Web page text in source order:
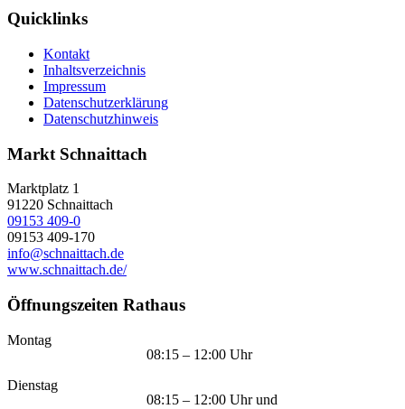
Quicklinks
Kontakt
Inhaltsverzeichnis
Impressum
Datenschutzerklärung
Datenschutzhinweis
Markt Schnaittach
Marktplatz 1
91220 Schnaittach
09153 409-0
09153 409-170
info@schnaittach.de
www.schnaittach.de/
Öffnungszeiten Rathaus
Montag
08:15 – 12:00 Uhr
Dienstag
08:15 – 12:00 Uhr und